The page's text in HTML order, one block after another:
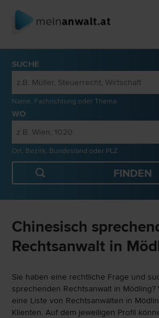
SUCHE
Name, Fachrichtung oder Thema
WO
Ort, Bezirk, Bundesland oder PLZ
Chinesisch
Rechtsanwalt in
Sie haben eine rechtliche Frage und
sprechenden Rechtsanwalt in
eine Liste von Rechtsanwälten in
Klienten. Auf dem jeweiligen Profil